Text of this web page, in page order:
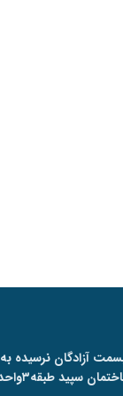
آزادگان نرسیده به
سپید طبقه۳واحد۱۱